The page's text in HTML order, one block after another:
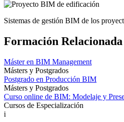
Sistemas de gestión BIM de los
Formación Relacionada
Máster en BIM Management
Másters y Postgrados
Postgrado en Producción BIM
Másters y Postgrados
Curso online de BIM: Modelaje y
Cursos de Especialización
i